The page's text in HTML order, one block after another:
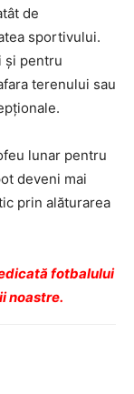
de
sportivului.
și pentru
terenului sau
lunar pentru
deveni mai
prin alăturarea
fotbalului
noastre.